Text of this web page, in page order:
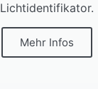
Lichtidentifikator.
Mehr Infos